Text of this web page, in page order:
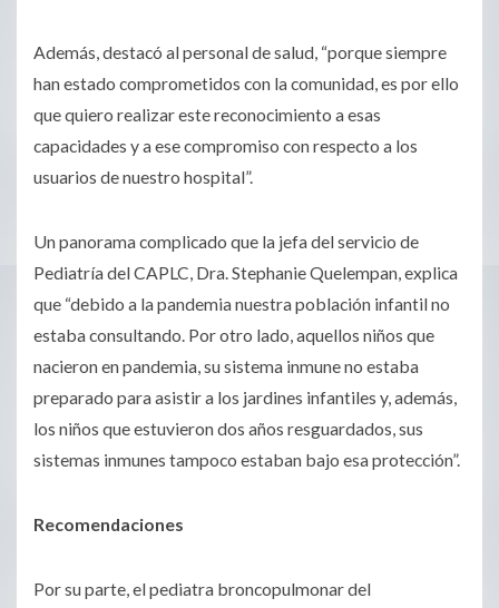
Además,destacó al personalde salud, “porque siempre
han estado comprometidos con la comunidad, es por ello
que quiero realizar este reconocimiento a esas
capacidades y a ese compromiso con respecto a los
usuarios de nuestro hospital”.
Un panorama complicado que la jefa del servicio de
Pediatría del CAPLC, Dra. Stephanie Quelempan,explica
que “debido a la pandemia nuestrapoblación infantil no
estaba consultando. Por otro lado, aquellos niños que
nacieron en pandemia, su sistema inmune no estaba
preparado para asistir a los jardines infantiles y, además,
los niños que estuvieron dos años resguardados, sus
sistemas inmunes tampoco estaban bajo esa protección”.
Recomendaciones
Por su parte, elpediatra broncopulmonar del